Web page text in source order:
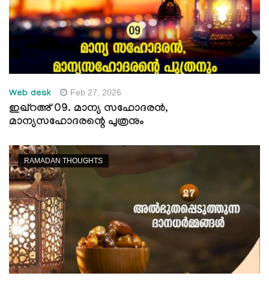
Web desk Feb 27, 2026
ഇഖ്റഅ് 09. മാന്യ സഹോദരന്‍,
മാന്യസഹോദരന്റെ പുത്രനും
RAMADAN THOUGHTS